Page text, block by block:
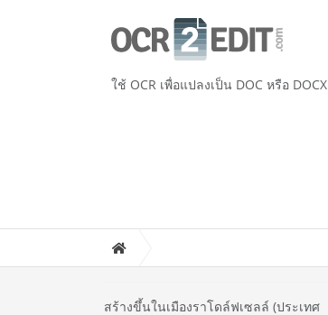
ใช้ OCR เพื่อแปลงเป็น DOC หรือ DOCX
สร้างขึ้นในเมืองราโดล์ฟเซลล์ (ประเทศ